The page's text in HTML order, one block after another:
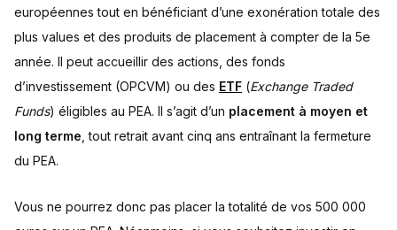
européennes tout en bénéficiant d’une exonération totale des
plus values et des produits de placement à compter de la 5e
année. Il peut accueillir des actions, des fonds
d’investissement (OPCVM) ou des ETF (Exchange Traded
Funds) éligibles au PEA. Il s’agit d’un placement à moyen et
long terme , tout retrait avant cinq ans entraînant la fermeture
du PEA.
Vous ne pourrez donc pas placer la totalité de vos 500 000